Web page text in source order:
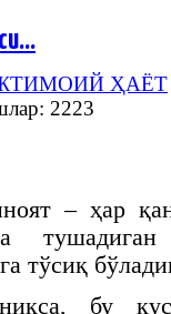
ҲАЁТ
2223
– ҳар
тўсиқ
бу